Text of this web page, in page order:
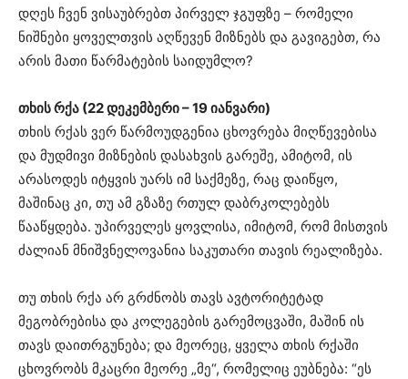
დღეს ჩვენ ვისაუბრებთ პირველ ჯგუფზე – რომელი
ნიშნები ყოველთვის აღწევენ მიზნებს და გავიგებთ, რა
არის მათი წარმატების საიდუმლო?
თხის რქა (22 დეკემბერი – 19 იანვარი)
თხის რქას ვერ წარმოუდგენია ცხოვრება მიღწევებისა
და მუდმივი მიზნების დასახვის გარეშე, ამიტომ, ის
არასოდეს იტყვის უარს იმ საქმეზე, რაც დაიწყო,
მაშინაც კი, თუ ამ გზაზე რთულ დაბრკოლებებს
წააწყდება. უპირველეს ყოვლისა, იმიტომ, რომ მისთვის
ძალიან მნიშვნელოვანია საკუთარი თავის რეალიზება.
თუ თხის რქა არ გრძნობს თავს ავტორიტეტად
მეგობრებისა და კოლეგების გარემოცვაში, მაშინ ის
თავს დაითრგუნება; და მეორეც, ყველა თხის რქაში
ცხოვრობს მკაცრი მეორე „მე“, რომელიც ეუბნება: “ეს